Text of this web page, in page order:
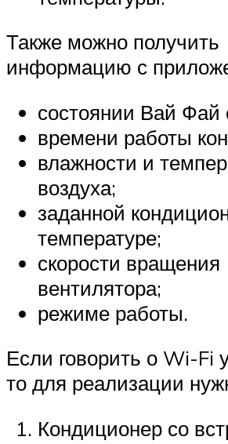
Также можно получить
информацию с
состоянии Вай Фай
времени работы
влажности и
воздуха;
заданной
температуре;
скорости вращения
вентилятора;
режиме работы.
Если говорить о Wi-Fi
то для реализации
Кондиционер со